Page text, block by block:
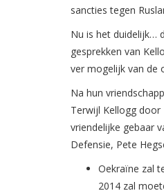
sancties tegen
Nu is het duidelijk…
gesprekken van
ver mogelijk van de
Na hun
Terwijl Kellogg
vriendelijke gebaar
Defensie, Pete
Oekraïne zal
2014 zal